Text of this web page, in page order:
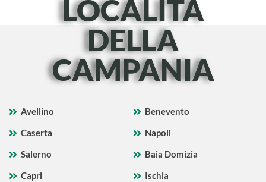
LOCALITÀ
DELLA
CAMPANIA
Avellino
Benevento
Caserta
Napoli
Salerno
Baia Domizia
Capri
Ischia